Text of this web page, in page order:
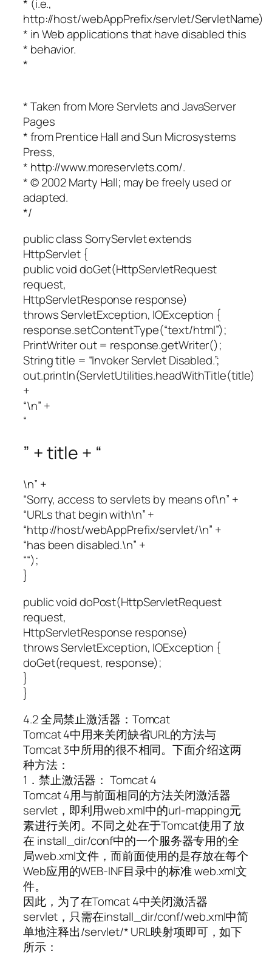
* (i.e.,
http://host/webAppPrefix/servlet/ServletName)
* in Web applications that have disabled this
* behavior.
*
* Taken from More Servlets and JavaServer
Pages
* from Prentice Hall and Sun Microsystems
Press,
* http://www.moreservlets.com/.
* © 2002 Marty Hall; may be freely used or
adapted.
*/
public class SorryServlet extends
HttpServlet {
public void doGet(HttpServletRequest
request,
HttpServletResponse response)
throws ServletException, IOException {
response.setContentType(“text/html”);
PrintWriter out = response.getWriter();
String title = “Invoker Servlet Disabled.”;
out.println(ServletUtilities.headWithTitle(title)
+
“\n” +
“
” + title + “
\n” +
“Sorry, access to servlets by means of\n” +
“URLs that begin with\n” +
“http://host/webAppPrefix/servlet/\n” +
“has been disabled.\n” +
““);
}
public void doPost(HttpServletRequest
request,
HttpServletResponse response)
throws ServletException, IOException {
doGet(request, response);
}
}
4.2 全局禁止激活器：Tomcat
Tomcat 4中用来关闭缺省URL的方法与
Tomcat 3中所用的很不相同。下面介绍这两
种方法：
1．禁止激活器： Tomcat 4
Tomcat 4用与前面相同的方法关闭激活器
servlet，即利用web.xml中的url-mapping元
素进行关闭。不同之处在于Tomcat使用了放
在 install_dir/conf中的一个服务器专用的全
局web.xml文件，而前面使用的是存放在每个
Web应用的WEB-INF目录中的标准 web.xml文
件。
因此，为了在Tomcat 4中关闭激活器
servlet，只需在install_dir/conf/web.xml中简
单地注释出/servlet/* URL映射项即可，如下
所示：